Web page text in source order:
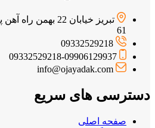
تبریز خیابان 22
61
09332529218
09332529218-09906129937
info@ojayadak.com
دسترسی های سریع
صفحه اصلی